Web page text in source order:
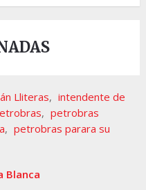
Lliteras, intendente de
, petrobras
, petrobras parara su
Blanca